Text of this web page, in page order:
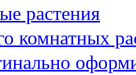
растения
комнатных